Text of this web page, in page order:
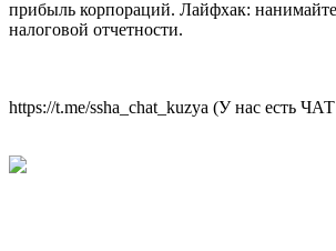
прибыль корпораций. Лайфхак:
налоговой отчетности.
https://t.me/ssha_chat_kuzya (У нас есть